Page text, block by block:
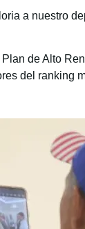
a nuestro
de Alto
del ranking